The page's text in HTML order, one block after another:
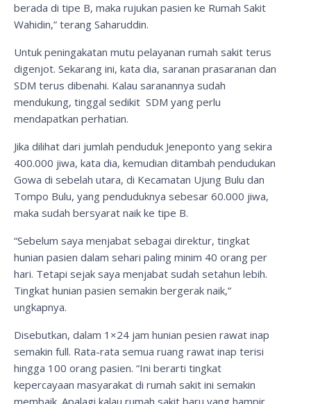
berada di tipe B, maka rujukan pasien ke Rumah Sakit
Wahidin,” terang Saharuddin.
Untuk peningakatan mutu pelayanan rumah sakit terus
digenjot. Sekarang ini, kata dia, saranan prasaranan dan
SDM terus dibenahi. Kalau saranannya sudah
mendukung, tinggal sedikit SDM yang perlu
mendapatkan perhatian.
Jika dilihat dari jumlah penduduk Jeneponto yang sekira
400.000 jiwa, kata dia, kemudian ditambah pendudukan
Gowa di sebelah utara, di Kecamatan Ujung Bulu dan
Tompo Bulu, yang penduduknya sebesar 60.000 jiwa,
maka sudah bersyarat naik ke tipe B.
“Sebelum saya menjabat sebagai direktur, tingkat
hunian pasien dalam sehari paling minim 40 orang per
hari. Tetapi sejak saya menjabat sudah setahun lebih.
Tingkat hunian pasien semakin bergerak naik,”
ungkapnya.
Disebutkan, dalam 1×24 jam hunian pesien rawat inap
semakin full. Rata-rata semua ruang rawat inap terisi
hingga 100 orang pasien. “Ini berarti tingkat
kepercayaan masyarakat di rumah sakit ini semakin
membaik. Apalagi kalau rumah sakit baru yang hampir